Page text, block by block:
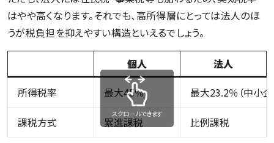
はやや高くなります。それでも、高所得層にとっては法人のほ
うが税負担を抑えやすい構造といえるでしょう。
個人
法人
所得税率
最大45％ 最大23.2％（中小
課税方式 累進課税 比例課税
スクロールできます